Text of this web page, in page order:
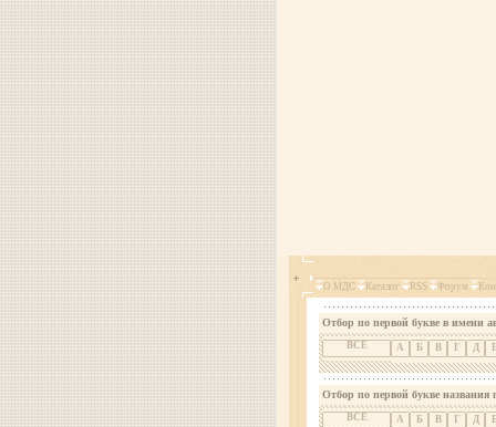
О МДС Каталог RSS Форум
Отбор по первой букве в имени
ВСЕ А Б В Г Д
Отбор по первой букве названия
ВСЕ А Б В Г Д